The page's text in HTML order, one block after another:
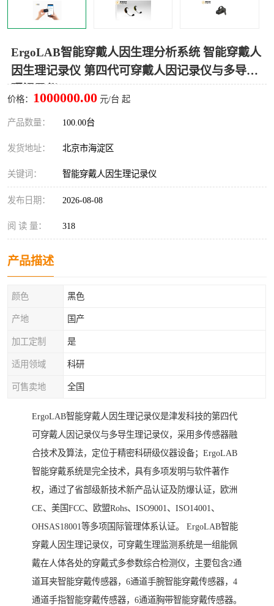
ErgoLAB智能穿戴人因生理分析系统 智能穿戴人
因生理记录仪 第四代可穿戴人因记录仪与多导生
价格： 1000000.00 元/台 起
产品数量： 100.00台
发货地址： 北京市海淀区
关键词： 智能穿戴人因生理记录仪
发布日期： 2026-08-08
阅 读 量： 318
产品描述
颜色 黑色
产地 国产
加工定制 是
适用领域 科研
可售卖地 全国
ErgoLAB智能穿戴人因生理记录仪是津发科技的第四代
可穿戴人因记录仪与多导生理记录仪，采用多传感器融
合技术及算法，定位于精密科研级仪器设备；ErgoLAB
智能穿戴系统是完全技术，具有多项发明与软件著作
权，通过了省部级新技术新产品认证及防爆认证，欧洲
CE、美国FCC、欧盟Rohs、ISO9001、ISO14001、
OHSAS18001等多项国际管理体系认证。 ErgoLAB智能
穿戴人因生理记录仪，可穿戴生理监测系统是一组能佩
戴在人体各处的穿戴式多参数综合检测仪，主要包含2通
道耳夹智能穿戴传感器，6通道手腕智能穿戴传感器，4
通道手指智能穿戴传感器，6通道胸带智能穿戴传感器。